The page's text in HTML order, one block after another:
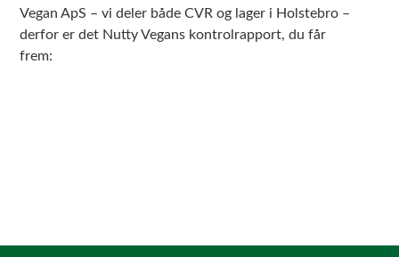
Vegan ApS – vi deler både CVR og lager i Holstebro –
derfor er det Nutty Vegans kontrolrapport, du får
frem: